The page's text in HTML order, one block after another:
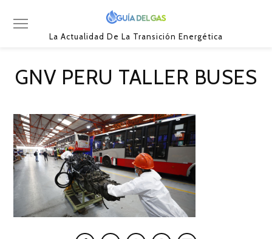
La Actualidad De La Transición Energética
GNV PERU TALLER BUSES